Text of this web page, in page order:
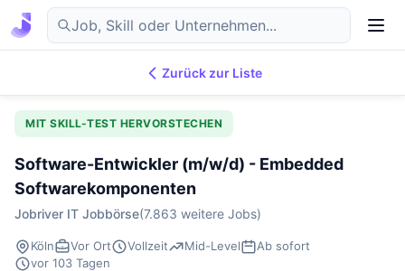
DE
Zurück zur Liste
MIT SKILL-TEST HERVORSTECHEN
Software-Entwickler (m/w/d) - Embedded
Softwarekomponenten
Jobriver IT Jobbörse(7.863 weitere Jobs)
Köln Vor Ort Vollzeit Mid-Level
Ab sofort
vor 103 Tagen